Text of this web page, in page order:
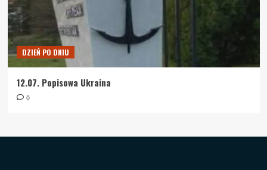
DZIEŃ PO DNIU
12.07. Popisowa Ukraina
0